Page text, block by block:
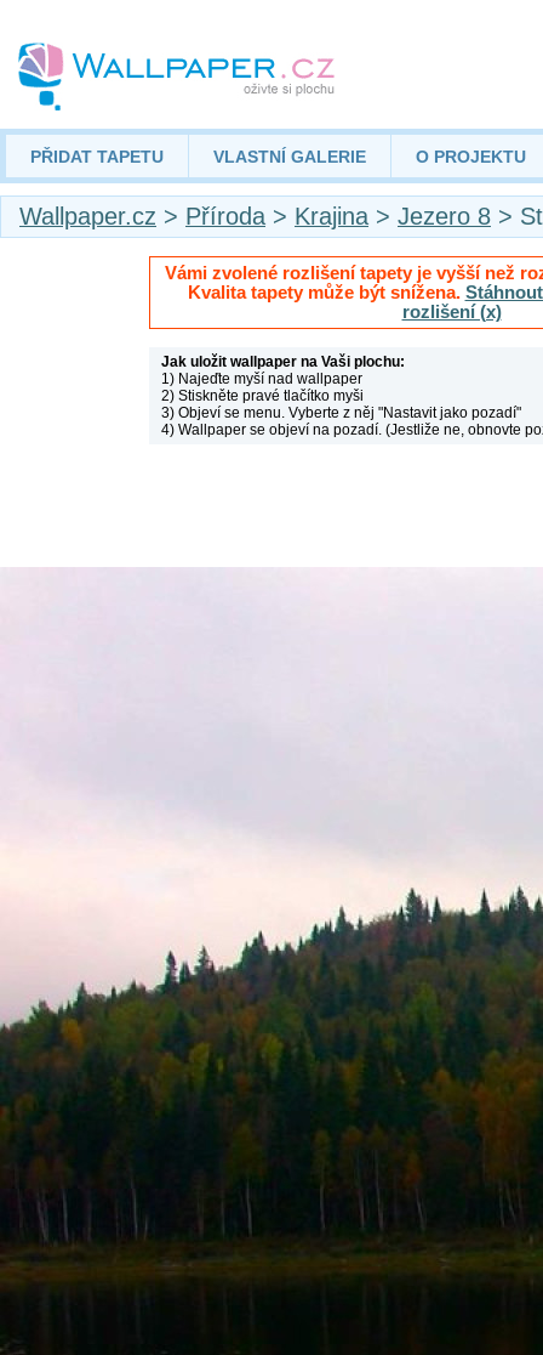
PŘIDAT TAPETU VLASTNÍ GALERIE O PROJEKTU
Wallpaper.cz > Příroda > Krajina > Jezero 8 >
Vámi zvolené rozlišení tapety je vyšší než
Kvalita tapety může být snížena.
rozlišení (x)
Jak uložit wallpaper na Vaši plochu:
1) Najeďte myší nad wallpaper
2) Stiskněte pravé tlačítko myši
3) Objeví se menu. Vyberte z něj "Nastavit jako pozadí"
4) Wallpaper se objeví na pozadí. (Jestliže ne, obnovte